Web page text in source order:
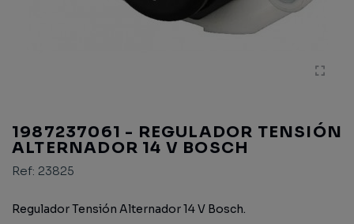
1987237061 - REGULADOR TENSIÓN
ALTERNADOR 14 V BOSCH
Ref: 23825
Regulador Tensión Alternador 14 V Bosch.